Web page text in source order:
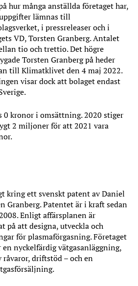
hur många anställda företaget har,
lämnas till
i pressreleaser och i
VD, Torsten Granberg. Antalet
tio och trettio. Det högre
Torsten Granberg på heder
till Klimatklivet den 4 maj 2022.
visar dock att bolaget endast
0 kronor i omsättning. 2020 stiger
2 miljoner för att 2021 vara
kring ett svenskt patent av Daniel
Granberg. Patentet är i kraft sedan
Enligt affärsplanen är
på att designa, utveckla och
för plasmaförgasning. Företaget
nyckelfärdig vätgasanläggning,
driftstöd – och en